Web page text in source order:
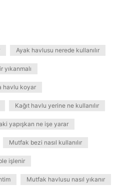
Ayak havlusu nerede kullanılır
yıkanmalı
havlu koyar
Kağıt havlu yerine ne kullanılır
yapışkan ne işe yarar
Mutfak bezi nasıl kullanılır
işlenir
Mutfak havlusu nasıl yıkanır